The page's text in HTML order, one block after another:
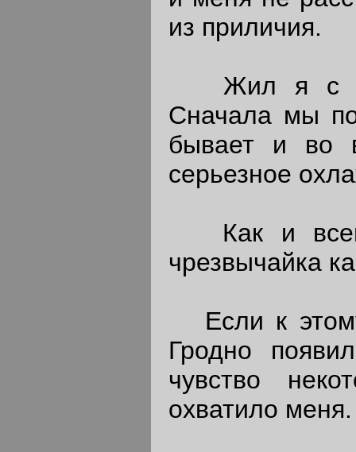
из приличия.
Жил я с
Сначала мы
бывает и во
серьезное
Как и
чрезвычайка
Если к
Гродно
чувство
охватило меня.